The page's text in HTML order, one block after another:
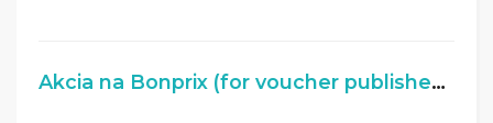
Akcia na Bonprix (for voucher publishers)